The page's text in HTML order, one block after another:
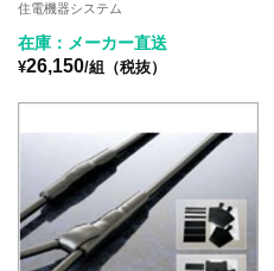
住電機器システム
在庫：メーカー直送
¥26,150/組（税抜）